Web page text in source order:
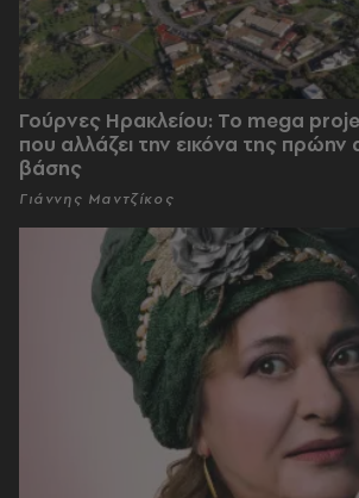
Γούρνες Ηρακλείου: To mega
που αλλάζει την εικόνα της πρώην
βάσης
Γιάννης Μαντζίκος